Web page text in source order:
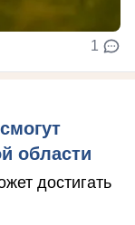
1
области
достигать